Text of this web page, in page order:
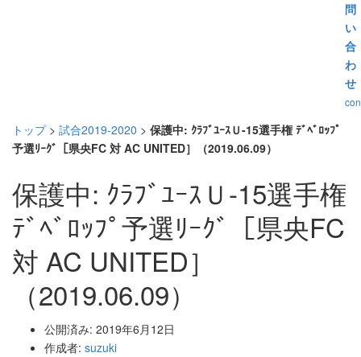
問
い
合
わ
せ
トップ> 試合2019-2020 > 保護中: ｸﾗﾌﾞﾕｰｽＵ-15選手権 ﾃﾞﾍﾞﾛｯﾌﾟ
予選ﾘｰｸﾞ［県央FC 対 AC UNITED］（2019.06.09）
保護中: ｸﾗﾌﾞﾕｰｽＵ-15選手権
ﾃﾞﾍﾞﾛｯﾌﾟ予選ﾘｰｸﾞ［県央FC
対 AC UNITED］
（2019.06.09）
公開済み: 2019年6月12日
作成者: suzuki